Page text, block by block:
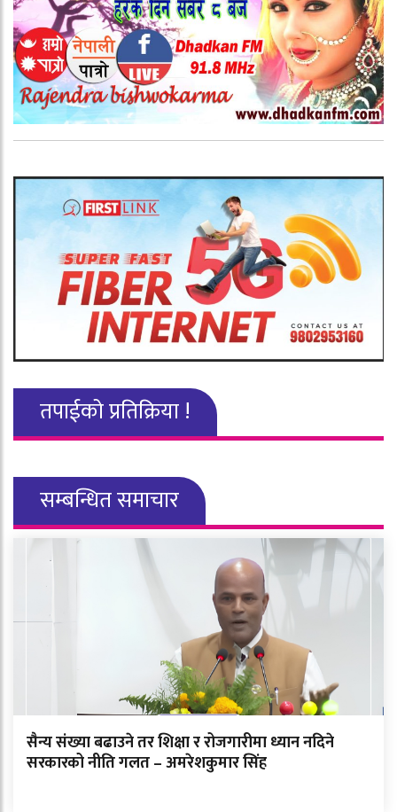
तपाईको प्रतिक्रिया !
सम्बन्धित समाचार
सैन्य संख्या बढाउने तर शिक्षा र रोजगारीमा ध्यान नदिने
सरकारको नीति गलत – अमरेशकुमार सिंह